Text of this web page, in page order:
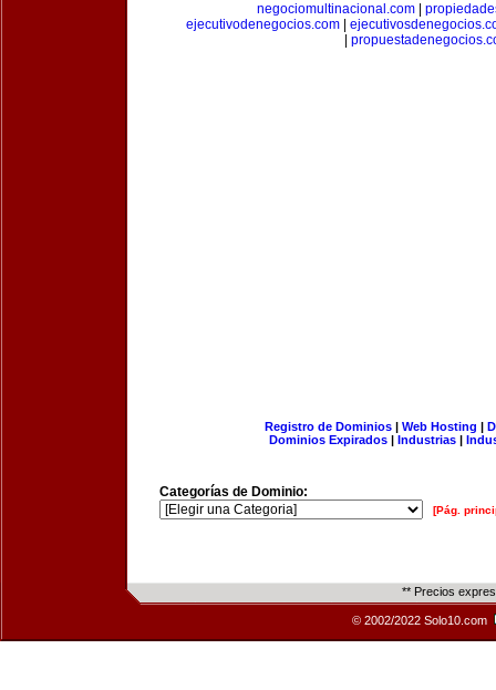
negociomultinacional.com
ejecutivodenegocios.com|
Registro de Dominios| Web Hosting |
Dominios Expirados | Industrias |
Categorías de Dominio:
[Pág.
** Precios
© 2002/2022 Solo10.com